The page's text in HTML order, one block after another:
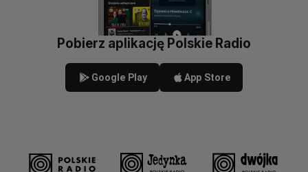
Pobierz aplikację Polskie Radio
Google Play App Store